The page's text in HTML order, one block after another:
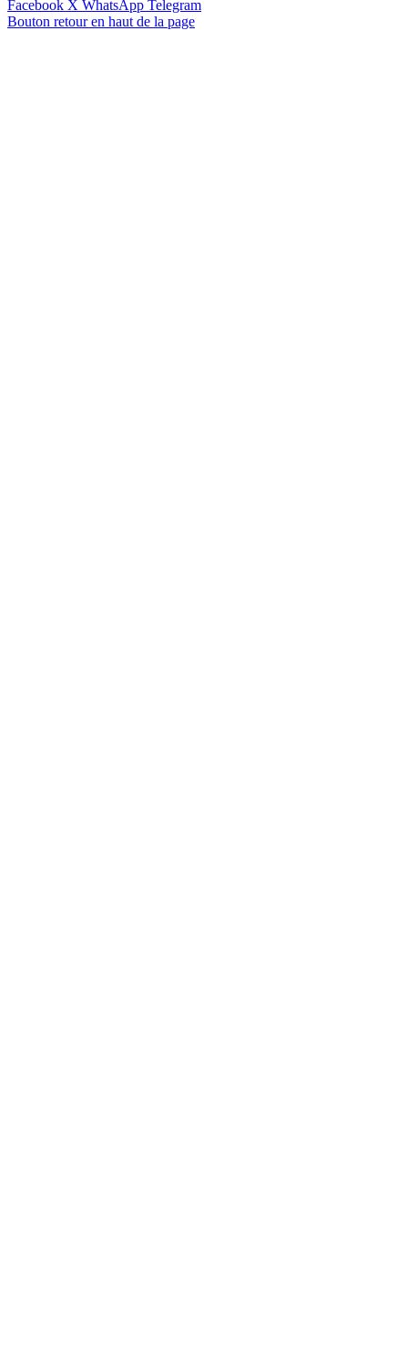
Facebook X WhatsApp Telegram
Bouton retour en haut de la page